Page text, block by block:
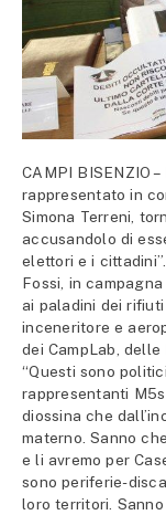
CAMPI BISENZIO
rappresentato in
Simona Terreni,
accusandolo di
elettori e i
Fossi, in
ai paladini dei
inceneritore e
dei CampLab,
“Questi sono
rappresentanti
diossina che
materno. Sanno
e li avremo per
sono periferie-
loro territori.